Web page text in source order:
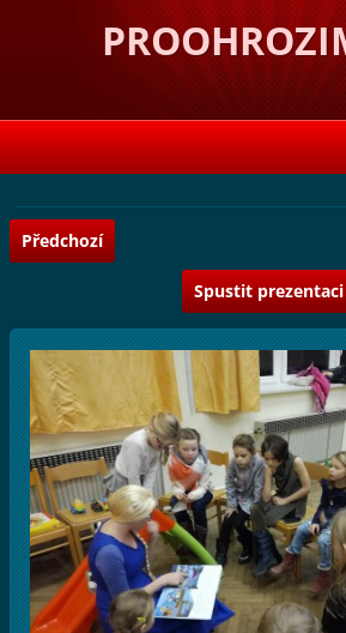
Předchozí
Spustit prezentaci